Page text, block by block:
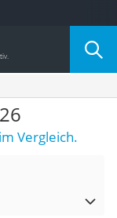
Vergleich.